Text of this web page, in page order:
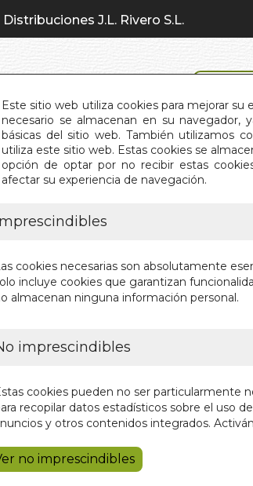
Este sitio web utiliza cookies para mejorar su
necesario se almacenan en su navegador,
básicas del sitio web. También utilizamos
utiliza este sitio web. Estas cookies se
opción de optar por no recibir estas
afectar su experiencia de navegación.
cookies necesarias son absolutamente
incluye cookies que garantizan
almacenan ninguna información personal.
imprescindibles
cookies pueden no ser particularmente
recopilar datos estadísticos sobre el uso
y otros contenidos integrados.
no imprescindibles
Distribuciones J.L. Rivero S.L.
INICIO